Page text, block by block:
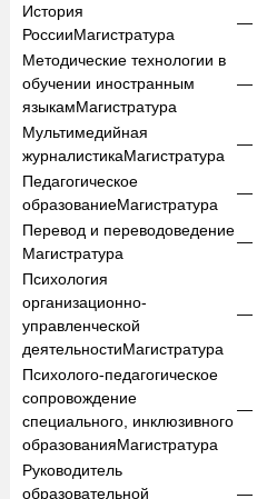
История
РоссииМагистратура
—
Методические технологии в
обучении иностранным
языкамМагистратура
—
Мультимедийная
журналистикаМагистратура
—
Педагогическое
образованиеМагистратура
—
Перевод и переводоведение
Магистратура
—
Психология
организационно-
управленческой
деятельностиМагистратура
—
Психолого-педагогическое
сопровождение
специального, инклюзивного
образованияМагистратура
—
Руководитель
образовательной
—